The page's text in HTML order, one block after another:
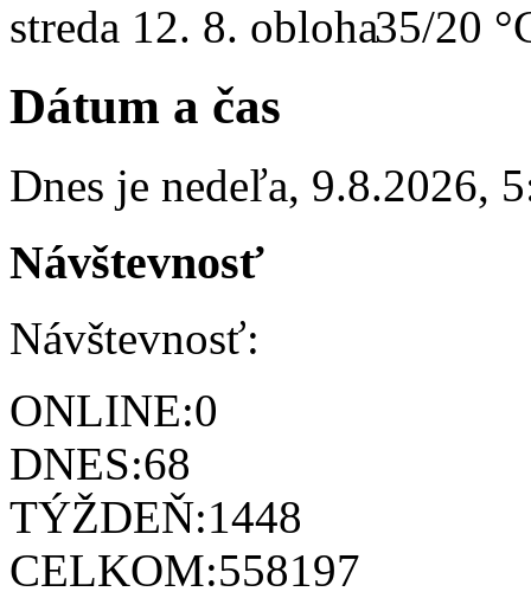
streda 12. 8. 35/20
Dátum a čas
Dnes je nedeľa, 9.8.2026,
Návštevnosť
Návštevnosť:
ONLINE:0
DNES:68
TÝŽDEŇ:1448
CELKOM:558197